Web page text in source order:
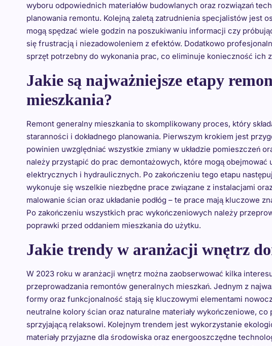
wyboru odpowiednich materiałów budowlanych oraz rozwiązań
planowania remontu. Kolejną zaletą zatrudnienia specjalistów jest
mogą spędzać wiele godzin na poszukiwaniu informacji czy
się frustracją i niezadowoleniem z efektów. Dodatkowo
sprzęt potrzebny do wykonania prac, co eliminuje konieczność ich
Jakie są najważniejsze etapy
mieszkania?
Remont generalny mieszkania to skomplikowany proces, który
staranności i dokładnego planowania. Pierwszym krokiem jest
powinien uwzględniać wszystkie zmiany w układzie pomieszczeń
należy przystąpić do prac demontażowych, które mogą
elektrycznych i hydraulicznych. Po zakończeniu tego etapu
wykonuje się wszelkie niezbędne prace związane z instalacjami
malowanie ścian oraz układanie podłóg – te prace mają kluczowe
Po zakończeniu wszystkich prac wykończeniowych należy
poprawki przed oddaniem mieszkania do użytku.
Jakie trendy w aranżacji wnętrz
W 2023 roku w aranżacji wnętrz można zaobserwować kilka
przeprowadzania remontów generalnych mieszkań. Jednym z
formy oraz funkcjonalność stają się kluczowymi elementami
neutralne kolory ścian oraz naturalne materiały wykończeniowe,
sprzyjającą relaksowi. Kolejnym trendem jest wykorzystanie
materiały przyjazne dla środowiska oraz energooszczędne